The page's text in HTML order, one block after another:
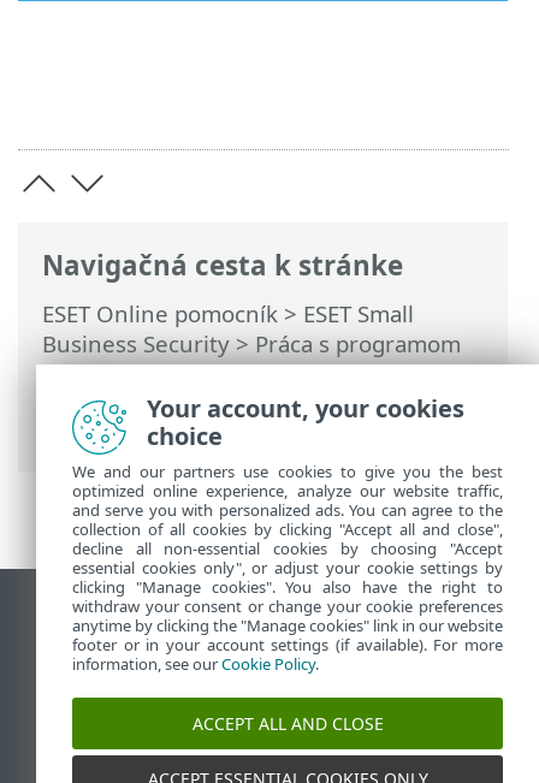
Navigačná cesta k stránke
ESET Online pomocník > ESET Small
Business Security>Práca s programom
ESET Small Business Security>Pomocník
a podpora> Odoslať systémové
nastavenia
Zobraziť stránku ako na počítači
End of Life
Databáza znalostí ESET
ESET Fórum
ESET Status Portal
Technická podpora
Your account, your cookies
choice
We and our partners use cookies to give you the best
optimized online experience, analyze our website traffic,
and serve you with personalized ads. You can agree to the
collection of all cookies by clicking "Accept all and close",
decline all non-essential cookies by choosing "Accept
essential cookies only", or adjust your cookie settings by
clicking "Manage cookies". You also have the right to
withdraw your consent or change your cookie preferences
anytime by clicking the "Manage cookies" link in our website
footer or in your account settings (if available). For more
information, see ourCookie Policy.
ACCEPT ALL AND CLOSE